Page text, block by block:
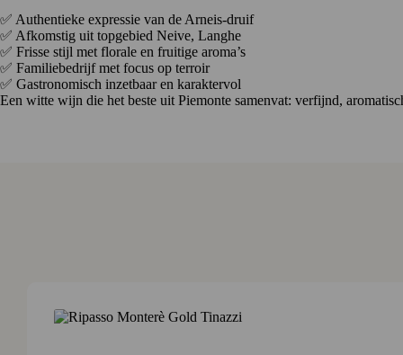
✅ Authentieke expressie van de Arneis-druif
✅ Afkomstig uit topgebied Neive, Langhe
✅ Frisse stijl met florale en fruitige aroma’s
✅ Familiebedrijf met focus op terroir
✅ Gastronomisch inzetbaar en karaktervol
Een witte wijn die het beste uit Piemonte samenvat: verfijnd,